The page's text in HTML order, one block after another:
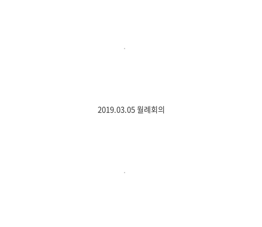
2019.03.05 월례회의